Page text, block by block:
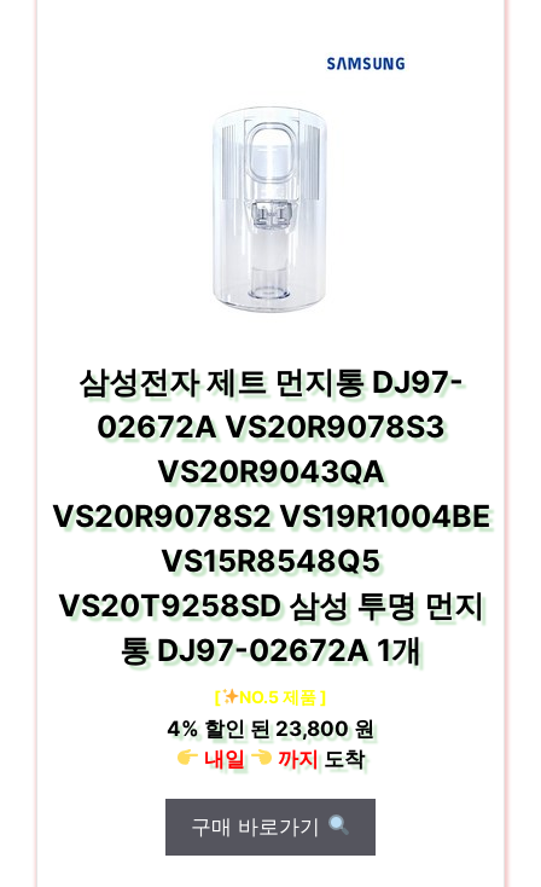
삼성전자 제트 먼지통 DJ97-
02672A VS20R9078S3
VS20R9043QA
VS20R9078S2 VS19R1004BE
VS15R8548Q5
VS20T9258SD 삼성 투명 먼지
통 DJ97-02672A 1개
[ NO.5 제품 ]
4% 할인 된23,800 원
내일
까지도착
구매 바로가기